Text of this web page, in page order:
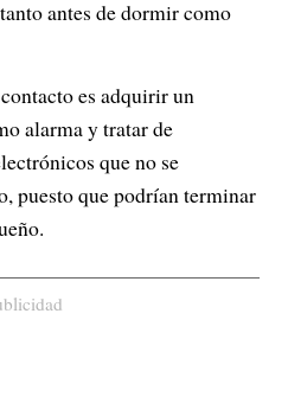
antes de dormir como
es adquirir un
alarma y tratar de
que no se
puesto que podrían terminar